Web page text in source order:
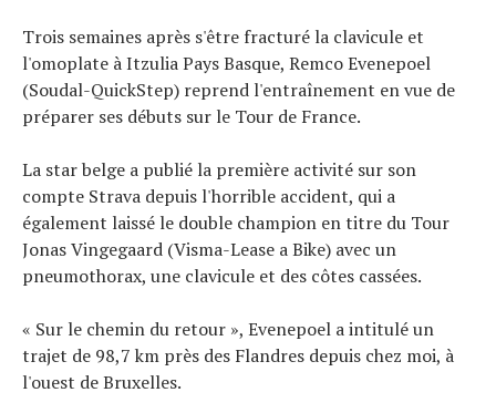
Trois semaines après s'être fracturé la clavicule et
l'omoplate à Itzulia Pays Basque, Remco Evenepoel
(Soudal-QuickStep) reprend l'entraînement en vue de
préparer ses débuts sur le Tour de France.
La star belge a publié la première activité sur son
compte Strava depuis l'horrible accident, qui a
également laissé le double champion en titre du Tour
Jonas Vingegaard (Visma-Lease a Bike) avec un
pneumothorax, une clavicule et des côtes cassées.
« Sur le chemin du retour », Evenepoel a intitulé un
trajet de 98,7 km près des Flandres depuis chez moi, à
l'ouest de Bruxelles.
Tendances
Tous nos articles
À propos